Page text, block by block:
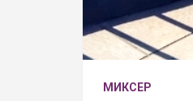
МИКСЕР